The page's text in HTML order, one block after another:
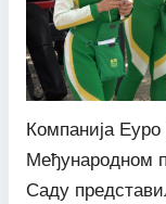
Компанија
Међународном
Саду